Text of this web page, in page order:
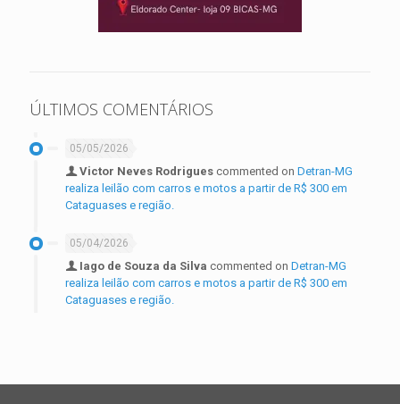
ÚLTIMOS COMENTÁRIOS
05/05/2026
Victor Neves Rodrigues commented on Detran-MG
realiza leilão com carros e motos a partir de R$ 300 em
Cataguases e região.
05/04/2026
Iago de Souza da Silva commented on Detran-MG
realiza leilão com carros e motos a partir de R$ 300 em
Cataguases e região.